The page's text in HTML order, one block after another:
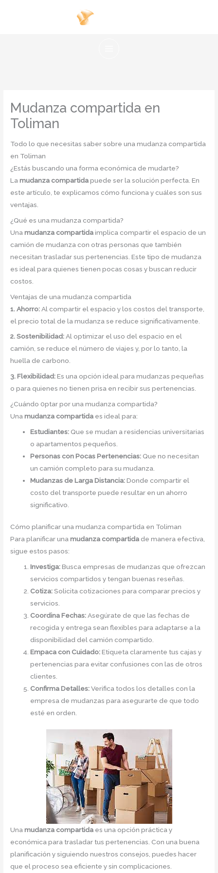
Mudanza compartida en
Toliman
Todo lo que necesitas saber sobre una mudanza compartida
en Toliman
¿Estás buscando una forma económica de mudarte?
Lamudanza compartidapuede ser la solución perfecta. En
este artículo, te explicamos cómo funciona y cuáles son sus
ventajas.
¿Qué es una mudanza compartida?
Unamudanza compartidaimplica compartir el espacio de un
camión de mudanza con otras personas que también
necesitan trasladar sus pertenencias. Este tipo de mudanza
es ideal para quienes tienen pocas cosas y buscan reducir
costos.
Ventajas de una mudanza compartida
1. Ahorro:Al compartir el espacio y los costos del transporte,
el precio total de la mudanza se reduce significativamente.
2. Sostenibilidad:Al optimizar el uso del espacio en el
camión, se reduce el número de viajes y, por lo tanto, la
huella de carbono.
3. Flexibilidad:Es una opción ideal para mudanzas pequeñas
o para quienes no tienen prisa en recibir sus pertenencias.
¿Cuándo 0ptar por una mudanza compartida?
Unamudanza compartida es ideal para:
Estudiantes: Que se mudan a residencias universitarias
o apartamentos pequeños.
Personas con Pocas Pertenencias: Que no necesitan
un camión completo para su mudanza.
Mudanzas de Larga Distancia:Donde compartir el
costo del transporte puede resultar en un ahorro
significativo.
Cómo planificar una mudanza compartida en Toliman
Para planificar unamudanza compartida de manera efectiva,
sigue estos pasos:
Investiga:Busca empresas de mudanzas que ofrezcan
servicios compartidos y tengan buenas reseñas.
Cotiza:Solicita cotizaciones para comparar precios y
servicios.
Coordina Fechas:Asegúrate de que las fechas de
recogida y entrega sean flexibles para adaptarse a la
disponibilidad del camión compartido.
Empaca con Cuidado:Etiqueta claramente tus cajas y
pertenencias para evitar confusiones con las de otros
clientes.
Confirma Detalles:Verifica todos los detalles con la
empresa de mudanzas para asegurarte de que todo
esté en orden.
Unamudanza compartida es una opción práctica y
económica para trasladar tus pertenencias. Con una buena
planificación y siguiendo nuestros consejos, puedes hacer
que el proceso sea eficiente y sin complicaciones.